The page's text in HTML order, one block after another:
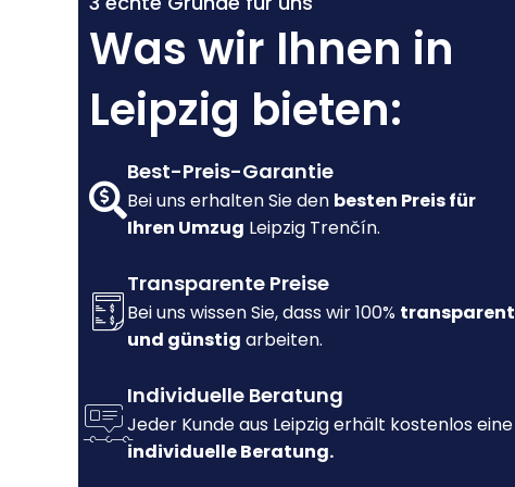
Was wir Ihnen in
Leipzig bieten:
Best-Preis-Garantie
Bei uns erhalten Sie den besten Preis für
Ihren Umzug Leipzig Trenčín.
Transparente Preise
Bei uns wissen Sie, dass wir 100% transparent
und günstig arbeiten.
Individuelle Beratung
Jeder Kunde aus Leipzig erhält kostenlos eine
individuelle Beratung.